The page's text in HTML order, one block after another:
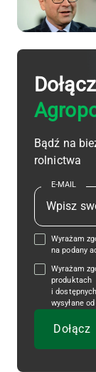
Bądź na
rolnictwa
E-MAIL
Wyrażam
na podany
Wyrażam
produktach
i
wysyłane